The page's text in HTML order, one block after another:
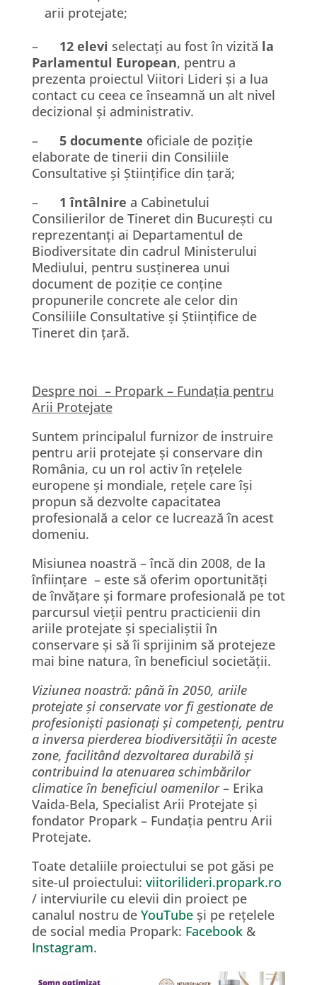
arii protejate;
– 12 elevi selectați au fost în vizită la
Parlamentul European, pentru a
prezenta proiectul Viitori Lideri și a lua
contact cu ceea ce înseamnă un alt nivel
decizional și administrativ.
– 5 documente oficiale de poziție
elaborate de tinerii din Consiliile
Consultative și Științifice din țară;
– 1 întâlnire a Cabinetului
Consilierilor de Tineret din București cu
reprezentanți ai Departamentul de
Biodiversitate din cadrul Ministerului
Mediului, pentru susținerea unui
document de poziție ce conține
propunerile concrete ale celor din
Consiliile Consultative și Științifice de
Tineret din țară.
Despre noi – Propark – Fundația pentru
Arii Protejate
Suntem principalul furnizor de instruire
pentru arii protejate și conservare din
România, cu un rol activ în rețelele
europene și mondiale, rețele care își
propun să dezvolte capacitatea
profesională a celor ce lucrează în acest
domeniu.
Misiunea noastră – încă din 2008, de la
înființare – este să oferim oportunități
de învățare și formare profesională pe tot
parcursul vieții pentru practicienii din
ariile protejate și specialiștii în
conservare și să îi sprijinim să protejeze
mai bine natura, în beneficiul societății.
Viziunea noastră: până în 2050, ariile
protejate și conservate vor fi gestionate de
profesioniști pasionați și competenți, pentru
a inversa pierderea biodiversității în aceste
zone, facilitând dezvoltarea durabilă și
contribuind la atenuarea schimbărilor
climatice în beneficiul oamenilor– Erika
Vaida-Bela, Specialist Arii Protejate și
fondator Propark – Fundația pentru Arii
Protejate.
Toate detaliile proiectului se pot găsi pe
site-ul proiectului: viitorilideri.propark.ro
/ interviurile cu elevii din proiect pe
canalul nostru de YouTubeși pe rețelele
de social media Propark: Facebook&
Instagram.